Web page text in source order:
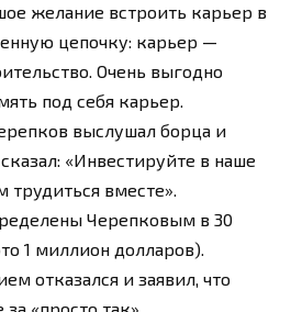
желание встроить карьер в
цепочку: карьер —
Очень выгодно
под себя карьер.
выслушал борца и
«Инвестируйте в наше
трудиться вместе».
Черепковым в 30
1 миллион долларов).
отказался и заявил, что